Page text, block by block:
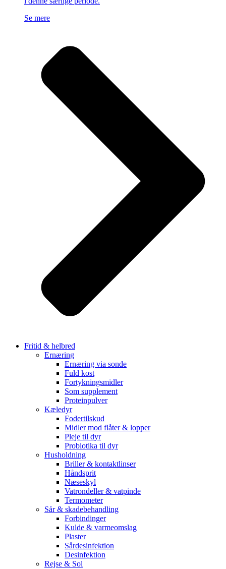
Se mere
Fritid & helbred
Ernæring
Ernæring via sonde
Fuld kost
Fortykningsmidler
Som supplement
Proteinpulver
Kæledyr
Fodertilskud
Midler mod flåter & lopper
Pleje til dyr
Probiotika til dyr
Husholdning
Briller & kontaktlinser
Håndsprit
Næseskyl
Vatrondeller & vatpinde
Termometer
Sår & skadebehandling
Forbindinger
Kulde & varmeomslag
Plaster
Sårdesinfektion
Desinfektion
Rejse & Sol